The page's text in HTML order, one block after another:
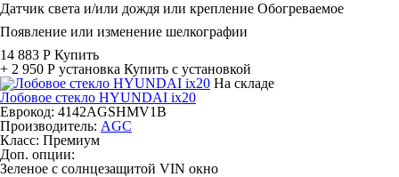
Датчик света и/или дождя или крепление Обогреваемое
Появление или изменение шелкографии
14 883 Р Купить
+ 2 950 Р установка Купить с установкой
На складе
Лобовое стекло HYUNDAI ix20
Еврокод: 4142AGSHMV1B
Производитель: AGC
Класс: Премиум
Доп. опции:
Зеленое с солнцезащитой VIN окно